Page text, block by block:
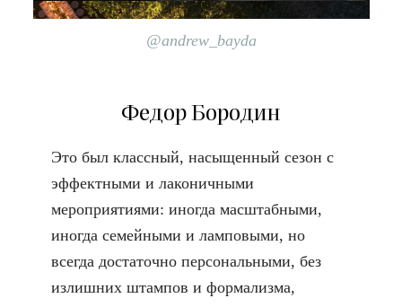
@andrew_bayda
Федор Бородин
Это был классный, насыщенный сезон с
эффектными и лаконичными
мероприятиями: иногда масштабными,
иногда семейными и ламповыми, но
всегда достаточно персональными, без
излишних штампов и формализма,